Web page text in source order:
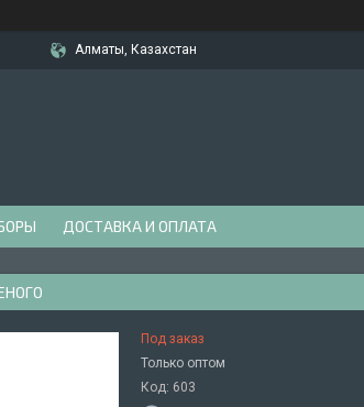
Алматы, Казахстан
ДОСТАВКА И ОПЛАТА
Под заказ
Только оптом
Код: 603